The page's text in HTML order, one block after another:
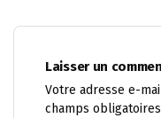
Laisser un
Votre adresse e-
champs